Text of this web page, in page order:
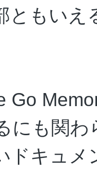
ともいえ
Go
にも関
ドキュ